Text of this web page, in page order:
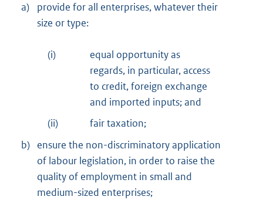
a)
provide for all enterprises, whatever their
size or type:
(i)
equal opportunity as
regards, in particular, access
to credit, foreign exchange
and imported inputs; and
(ii)
fair taxation;
b) ensure the non-discriminatory application
of labour legislation, in order to raise the
quality of employment in small and
medium-sized enterprises;